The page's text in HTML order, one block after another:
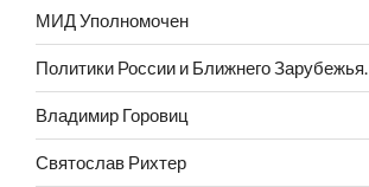
МИД Уполномочен
Политики России и Ближнего Зарубежья.
Владимир Горовиц
Святослав Рихтер